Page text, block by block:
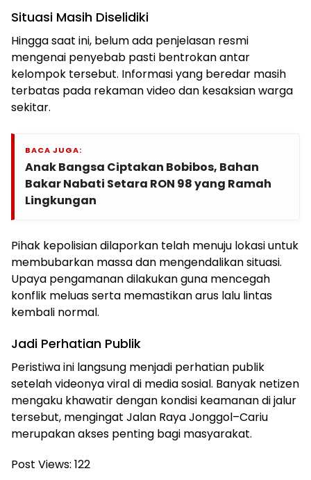
Situasi Masih Diselidiki
Hingga saat ini, belum ada penjelasan resmi
mengenai penyebab pasti bentrokan antar
kelompok tersebut. Informasi yang beredar masih
terbatas pada rekaman video dan kesaksian warga
sekitar.
BACA JUGA:
Anak Bangsa Ciptakan Bobibos, Bahan
Bakar Nabati Setara RON 98 yang Ramah
Lingkungan
Pihak kepolisian dilaporkan telah menuju lokasi untuk
membubarkan massa dan mengendalikan situasi.
Upaya pengamanan dilakukan guna mencegah
konflik meluas serta memastikan arus lalu lintas
kembali normal.
Jadi Perhatian Publik
Peristiwa ini langsung menjadi perhatian publik
setelah videonya viral di media sosial. Banyak netizen
mengaku khawatir dengan kondisi keamanan di jalur
tersebut, mengingat Jalan Raya Jonggol–Cariu
merupakan akses penting bagi masyarakat.
Post Views: 122